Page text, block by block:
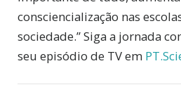
consciencialização nas
sociedade.” Siga a jornada
seu episódio de TV em